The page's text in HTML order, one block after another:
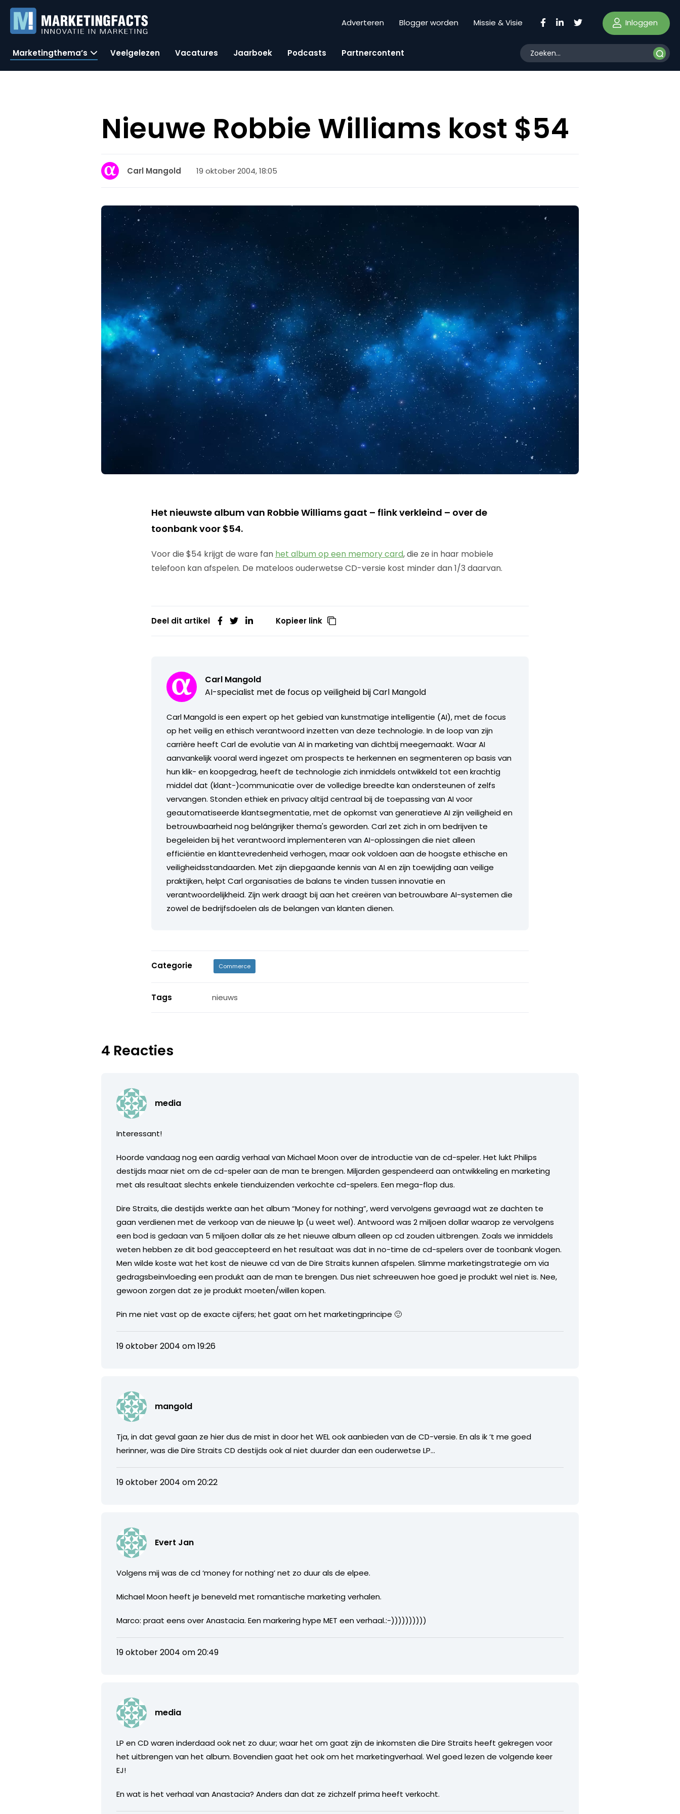
Adverteren Blogger worden Missie & Visie Inloggen
Marketingthema’s Veelgelezen Vacatures Jaarboek Podcasts Partnercontent
Nieuwe Robbie Williams kost $54
Carl Mangold 19 oktober 2004, 18:05
Het nieuwste album van Robbie Williams gaat – flink verkleind – over de
toonbank voor $54.
Voor die $54 krijgt de ware fan het album op een memory card, die ze in haar mobiele
telefoon kan afspelen. De mateloos ouderwetse CD-versie kost minder dan 1/3 daarvan.
Deel dit artikel Kopieer link
Carl Mangold
AI-specialist met de focus op veiligheid bij Carl Mangold
Carl Mangold is een expert op het gebied van kunstmatige intelligentie (AI), met de focus
op het veilig en ethisch verantwoord inzetten van deze technologie. In de loop van zijn
carrière heeft Carl de evolutie van AI in marketing van dichtbij meegemaakt. Waar AI
aanvankelijk vooral werd ingezet om prospects te herkennen en segmenteren op basis van
hun klik- en koopgedrag, heeft de technologie zich inmiddels ontwikkeld tot een krachtig
middel dat (klant-)communicatie over de volledige breedte kan ondersteunen of zelfs
vervangen. Stonden ethiek en privacy altijd centraal bij de toepassing van AI voor
geautomatiseerde klantsegmentatie, met de opkomst van generatieve AI zijn veiligheid en
betrouwbaarheid nog belángrijker thema's geworden. Carl zet zich in om bedrijven te
begeleiden bij het verantwoord implementeren van AI-oplossingen die niet alleen
efficiëntie en klanttevredenheid verhogen, maar ook voldoen aan de hoogste ethische en
veiligheidsstandaarden. Met zijn diepgaande kennis van AI en zijn toewijding aan veilige
praktijken, helpt Carl organisaties de balans te vinden tussen innovatie en
verantwoordelijkheid. Zijn werk draagt bij aan het creëren van betrouwbare AI-systemen die
zowel de bedrijfsdoelen als de belangen van klanten dienen.
Categorie Commerce
Tags nieuws
4 Reacties
media
Interessant!
Hoorde vandaag nog een aardig verhaal van Michael Moon over de introductie van de cd-speler. Het lukt Philips
destijds maar niet om de cd-speler aan de man te brengen. Miljarden gespendeerd aan ontwikkeling en marketing
met als resultaat slechts enkele tienduizenden verkochte cd-spelers. Een mega-flop dus.
Dire Straits, die destijds werkte aan het album “Money for nothing”, werd vervolgens gevraagd wat ze dachten te
gaan verdienen met de verkoop van de nieuwe lp (u weet wel). Antwoord was 2 miljoen dollar waarop ze vervolgens
een bod is gedaan van 5 miljoen dollar als ze het nieuwe album alleen op cd zouden uitbrengen. Zoals we inmiddels
weten hebben ze dit bod geaccepteerd en het resultaat was dat in no-time de cd-spelers over de toonbank vlogen.
Men wilde koste wat het kost de nieuwe cd van de Dire Straits kunnen afspelen. Slimme marketingstrategie om via
gedragsbeinvloeding een produkt aan de man te brengen. Dus niet schreeuwen hoe goed je produkt wel niet is. Nee,
gewoon zorgen dat ze je produkt moeten/willen kopen.
Pin me niet vast op de exacte cijfers; het gaat om het marketingprincipe 🙂
19 oktober 2004 om 19:26
mangold
Tja, in dat geval gaan ze hier dus de mist in door het WEL ook aanbieden van de CD-versie. En als ik ’t me goed
herinner, was die Dire Straits CD destijds ook al niet duurder dan een ouderwetse LP…
19 oktober 2004 om 20:22
Evert Jan
Volgens mij was de cd ‘money for nothing’ net zo duur als de elpee.
Michael Moon heeft je beneveld met romantische marketing verhalen.
Marco: praat eens over Anastacia. Een markering hype MET een verhaal.:-))))))))))
19 oktober 2004 om 20:49
media
LP en CD waren inderdaad ook net zo duur; waar het om gaat zijn de inkomsten die Dire Straits heeft gekregen voor
het uitbrengen van het album. Bovendien gaat het ook om het marketingverhaal. Wel goed lezen de volgende keer
EJ!
En wat is het verhaal van Anastacia? Anders dan dat ze zichzelf prima heeft verkocht.